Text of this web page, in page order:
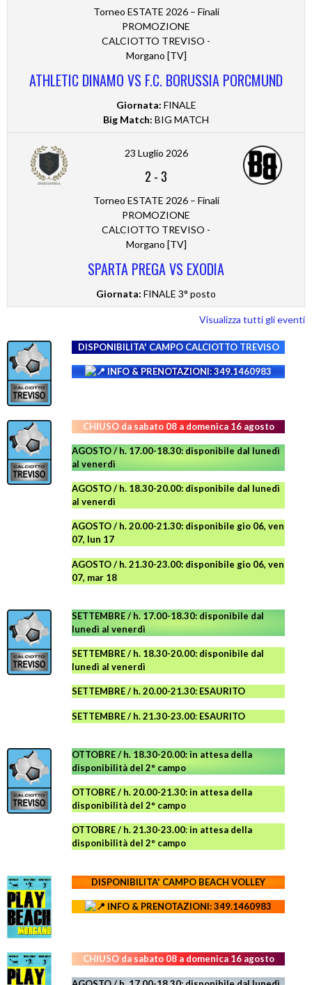
Torneo ESTATE 2026 – Finali
PROMOZIONE
CALCIOTTO TREVISO -
Morgano [TV]
ATHLETIC DINAMO VS F.C. BORUSSIA PORCMUND
Giornata: FINALE
Big Match: BIG MATCH
23 Luglio 2026
2 - 3
Torneo ESTATE 2026 – Finali
PROMOZIONE
CALCIOTTO TREVISO -
Morgano [TV]
SPARTA PREGA VS EXODIA
Giornata: FINALE 3° posto
Visualizza tutti gli eventi
DISPONIBILITA' CAMPO CALCIOTTO TREVISO
INFO & PRENOTAZIONI: 349.1460983
CHIUSO da sabato 08 a domenica 16 agosto
AGOSTO / h. 17.00-18.30: disponibile dal lunedì
al venerdì
AGOSTO/ h. 18.30-20.00: disponibile dal lunedì
al venerdì
AGOSTO / h. 20.00-21.30: disponibile gio 06, ven
07, lun 17
AGOSTO/ h. 21.30-23.00: disponibile gio 06, ven
07, mar 18
SETTEMBRE / h. 17.00-18.30: disponibile dal
lunedì al venerdì
SETTEMBRE / h. 18.30-20.00: disponibile dal
lunedì al venerdì
SETTEMBRE / h. 20.00-21.30: ESAURITO
SETTEMBRE / h. 21.30-23.00: ESAURITO
OTTOBRE / h. 18.30-20.00:in attesa della
disponibilità del 2° campo
OTTOBRE / h. 20.00-21.30:in attesa della
disponibilità del 2° campo
OTTOBRE / h. 21.30-23.00:in attesa della
disponibilità del 2° campo
DISPONIBILITA' CAMPOBEACH VOLLEY
INFO & PRENOTAZIONI: 349.1460983
CHIUSO da sabato 08 a domenica 16 agosto